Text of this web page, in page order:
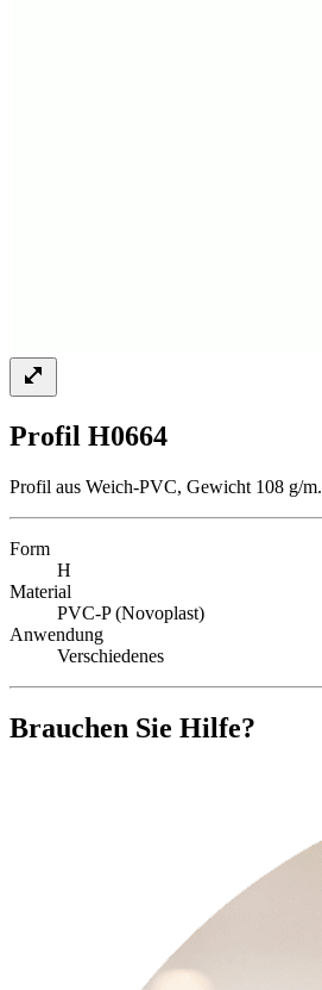
Profil H0664
Profil aus Weich-PVC, Gewicht 108 g/m.
Form
H
Material
PVC-P (Novoplast)
Anwendung
Verschiedenes
Brauchen Sie Hilfe?